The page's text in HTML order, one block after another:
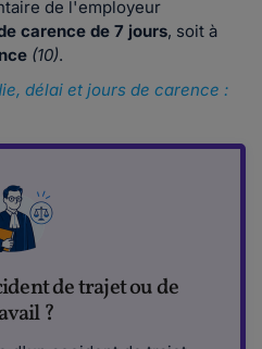
de l'employeur
carence de 7 jours, soit à
(10).
délai et jours de carence :
de trajet ou de
?